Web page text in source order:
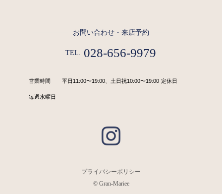
お問い合わせ・来店予約
TEL. 028-656-9979
営業時間 平日11:00〜19:00、土日祝10:00〜19:00 定休日
毎週水曜日
プライバシーポリシー
© Gran-Mariee